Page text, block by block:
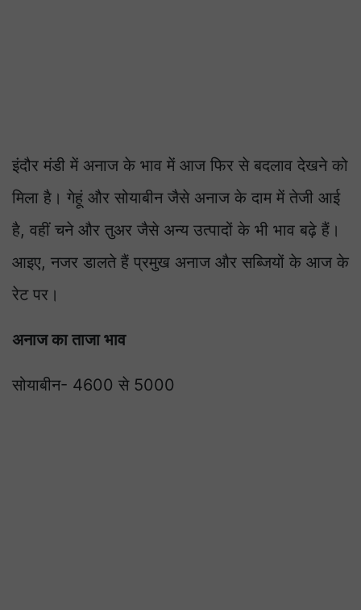
इंदौर मंडी में अनाज के भाव में आज फिर से बदलाव देखने को
मिला है। गेहूं और सोयाबीन जैसे अनाज के दाम में तेजी आई
है, वहीं चने और तुअर जैसे अन्य उत्पादों के भी भाव बढ़े हैं।
आइए, नजर डालते हैं प्रमुख अनाज और सब्जियों के आज के
रेट पर।
अनाज का ताजा भाव
सोयाबीन- 4600 से 5000